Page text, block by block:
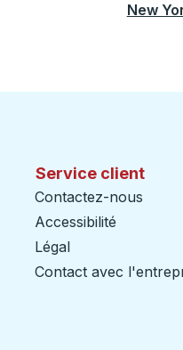
New
Service client
Contactez-nous
Accessibilité
Légal
Contact avec